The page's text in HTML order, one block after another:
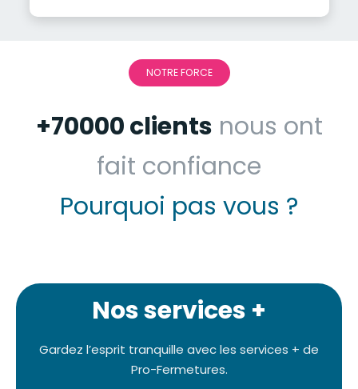
NOTRE FORCE
+70000 clients nous ont
fait confiance
Pourquoi pas vous ?
Nos services +
Gardez l’esprit tranquille avec les services + de
Pro-Fermetures.